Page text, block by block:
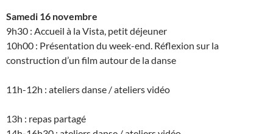
Samedi 16 novembre
9h30 : Accueil à la Vista, petit déjeuner
10h00 : Présentation du week-end. Réflexion sur la
construction d’un film autour de la danse
11h-12h : ateliers danse / ateliers vidéo
13h : repas partagé